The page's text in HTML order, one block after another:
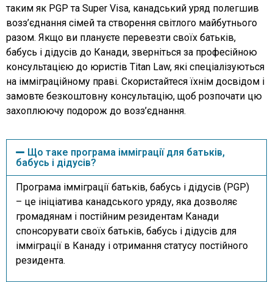
таким як PGP та Super Visa, канадський уряд полегшив
возз’єднання сімей та створення світлого майбутнього
разом. Якщо ви плануєте перевезти своїх батьків,
бабусь і дідусів до Канади, зверніться за професійною
консультацією до юристів Titan Law, які спеціалізуються
на імміграційному праві. Скористайтеся їхнім досвідом і
замовте безкоштовну консультацію, щоб розпочати цю
захоплюючу подорож до возз’єднання.
Що таке програма імміграції для батьків,
бабусь і дідусів?
Програма імміграції батьків, бабусь і дідусів (PGP)
– це ініціатива канадського уряду, яка дозволяє
громадянам і постійним резидентам Канади
спонсорувати своїх батьків, бабусь і дідусів для
імміграції в Канаду і отримання статусу постійного
резидента.